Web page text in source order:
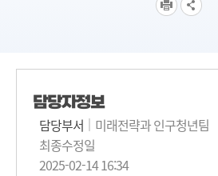
담당자정보
담당부서
미래전략과 인구청년팀
최종수정일
2025-02-14 16:34